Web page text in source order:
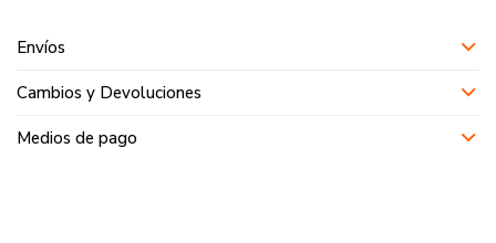
Envíos
Cambios y Devoluciones
Medios de pago